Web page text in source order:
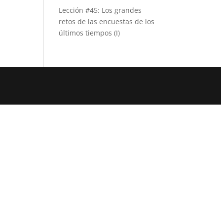
Lección #45: Los grandes
retos de las encuestas de los
últimos tiempos (I)